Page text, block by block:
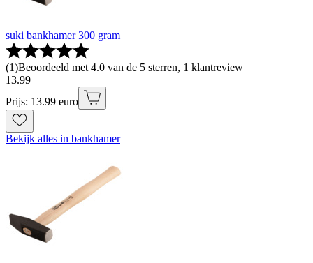
suki bankhamer 300 gram
(1)Beoordeeld met 4.0 van de 5 sterren, 1 klantreview
13.99
Prijs: 13.99 euro
Bekijk alles in bankhamer